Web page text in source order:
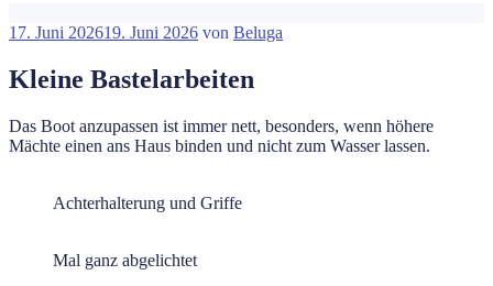
Veröffentlicht
17. Juni 202619. Juni 2026 von Beluga
Kleine Bastelarbeiten
Das Boot anzupassen ist immer nett, besonders, wenn höhere
Mächte einen ans Haus binden und nicht zum Wasser lassen.
Achterhalterung und Griffe
Mal ganz abgelichtet